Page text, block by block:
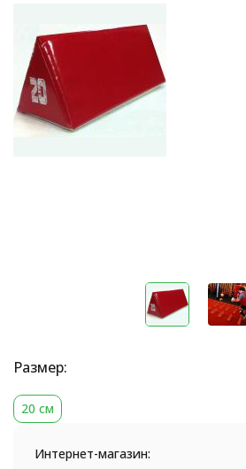
Размер:
20 см
Интернет-магазин: